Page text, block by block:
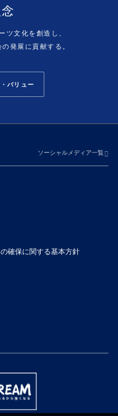
ツ文化を創造し、
発展に貢献する。
バリュー
ソーシャルメディア一覧
確保に関する基本方針